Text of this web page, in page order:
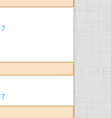
7
7